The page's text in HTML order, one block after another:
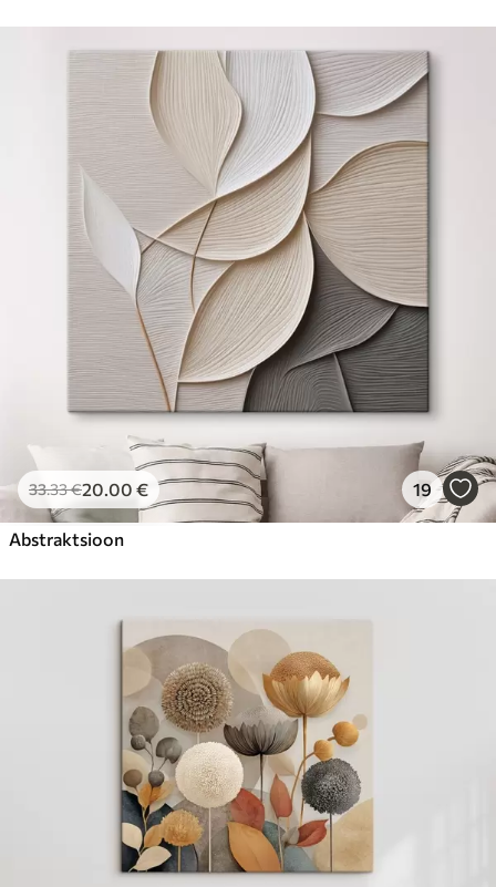
Premium
Eco-Premium
Hind Alates .00
33.33€20.00 € 19
Abstraktsioon